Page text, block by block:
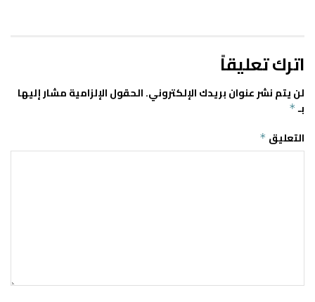
اترك تعليقاً
لن يتم نشر عنوان بريدك الإلكتروني.الحقول الإلزامية مشار إليها
بـ *
التعليق *